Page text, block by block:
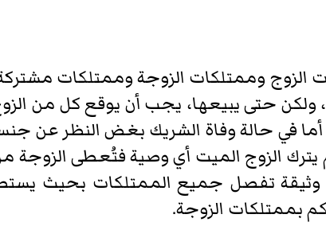
الزوج وممتلكات الزوجة وممتلكات
ولكن حتى يبيعها، يجب أن يوقع كل من
أما في حالة وفاة الشريك بغض النظر عن
الزوج الميت أي وصية فتُعطى الزوجة
وثيقة تفصل جميع الممتلكات بحيث
بممتلكات الزوجة.